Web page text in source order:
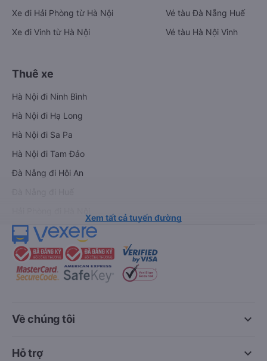
Xe đi Hải Phòng từ Hà Nội
Xe đi Vinh từ Hà Nội
Vé tàu Đà Nẵng Huế
Vé tàu Hà Nội Vinh
Thuê xe
Hà Nội đi Ninh Bình
Hà Nội đi Hạ Long
Hà Nội đi Sa Pa
Hà Nội đi Tam Đảo
Đà Nẵng đi Hội An
Xem tất cả tuyến đường
keyboard_arrow_down
Về chúng tôi
keyboard_arrow_down
Hỗ trợ